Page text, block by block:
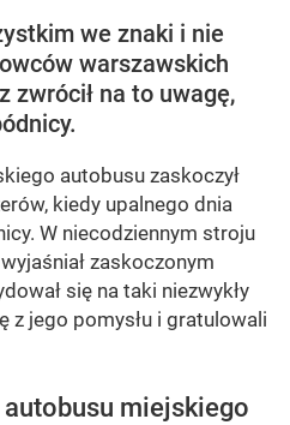
we znaki i nie
warszawskich
zwrócił na to uwagę,
autobusu zaskoczył
kiedy upalnego dnia
W niecodziennym stroju
zaskoczonym
się na taki niezwykły
z jego pomysłu i gratulowali
miejskiego